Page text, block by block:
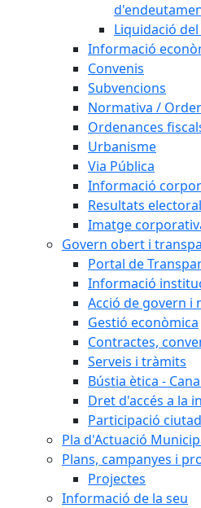
Liquidació
Informació
Convenis
Subvencions
Normativa /
Ordenances
Urbanisme
Via Pública
Informació
Resultats
Imatge
Govern obert i
Portal de
Informació
Acció de govern i
Gestió econòmica
Contractes,
Serveis i tràmits
Bústia ètica -
Dret d'accés a la
Participació
Pla d'Actuació
Plans, campanyes i
Projectes
Informació de la seu